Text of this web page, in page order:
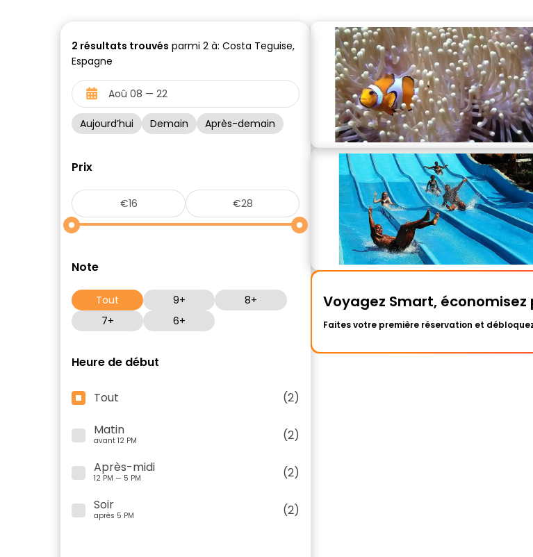
2 résultats trouvés parmi 2 à: Costa Teguise,
Espagne
Aujourd’hui Demain Après-demain
Prix
Note
Tout 9+
8+
7+
6+
Heure de début
Tout
(2)
Matin
avant 12 PM
(2)
Après-midi
12 PM — 5 PM
(2)
Soir
après 5 PM (2)
Voyagez Smart, économisez
Faites votre première réservation et